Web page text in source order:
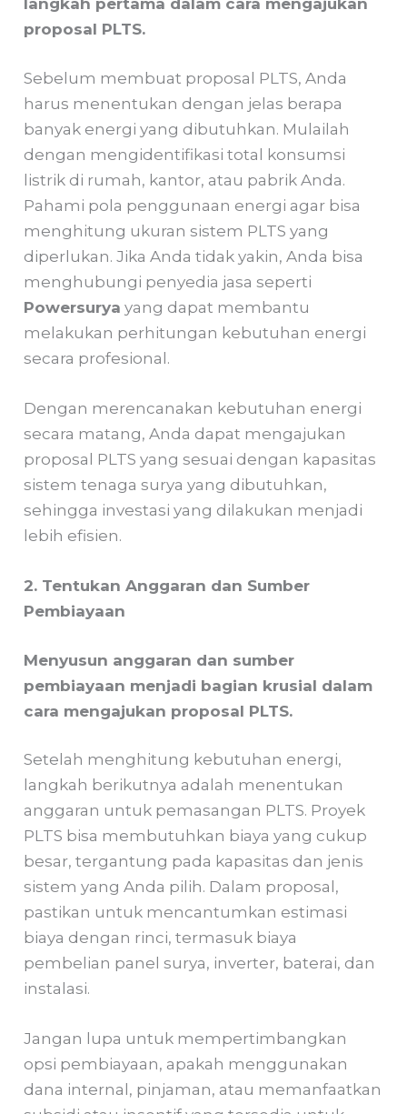
langkah pertama dalam cara mengajukan
proposal PLTS.
Sebelum membuat proposal PLTS, Anda
harus menentukan dengan jelas berapa
banyak energi yang dibutuhkan. Mulailah
dengan mengidentifikasi total konsumsi
listrik di rumah, kantor, atau pabrik Anda.
Pahami pola penggunaan energi agar bisa
menghitung ukuran sistem PLTS yang
diperlukan. Jika Anda tidak yakin, Anda bisa
menghubungi penyedia jasa seperti
Powersurya yang dapat membantu
melakukan perhitungan kebutuhan energi
secara profesional.
Dengan merencanakan kebutuhan energi
secara matang, Anda dapat mengajukan
proposal PLTS yang sesuai dengan kapasitas
sistem tenaga surya yang dibutuhkan,
sehingga investasi yang dilakukan menjadi
lebih efisien.
2. Tentukan Anggaran dan Sumber
Pembiayaan
Menyusun anggaran dan sumber
pembiayaan menjadi bagian krusial dalam
cara mengajukan proposal PLTS.
Setelah menghitung kebutuhan energi,
langkah berikutnya adalah menentukan
anggaran untuk pemasangan PLTS. Proyek
PLTS bisa membutuhkan biaya yang cukup
besar, tergantung pada kapasitas dan jenis
sistem yang Anda pilih. Dalam proposal,
pastikan untuk mencantumkan estimasi
biaya dengan rinci, termasuk biaya
pembelian panel surya, inverter, baterai, dan
instalasi.
Jangan lupa untuk mempertimbangkan
opsi pembiayaan, apakah menggunakan
dana internal, pinjaman, atau memanfaatkan